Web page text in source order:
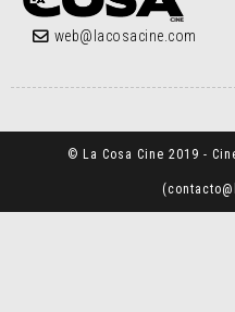
web@lacosacine.com
© La Cosa Cine 2019 -
(